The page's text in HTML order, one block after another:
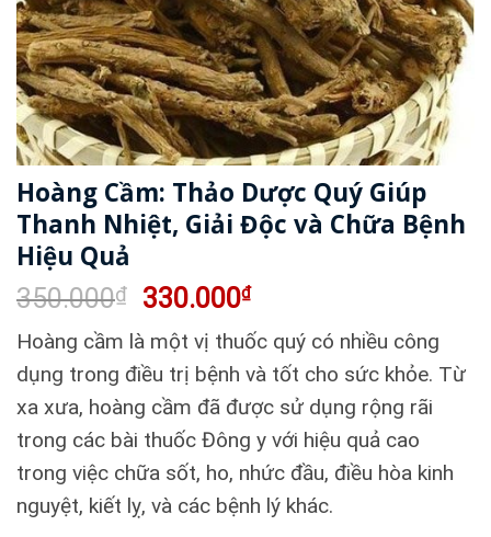
Hoàng Cầm: Thảo Dược Quý Giúp
Thanh Nhiệt, Giải Độc và Chữa Bệnh
Hiệu Quả
350.000₫
Giá
là:
350.000₫.
330.000₫Giá
hiện
tại
là:
330.000₫.
Hoàng cầm là một vị thuốc quý có nhiều công
dụng trong điều trị bệnh và tốt cho sức khỏe. Từ
xa xưa, hoàng cầm đã được sử dụng rộng rãi
trong các bài thuốc Đông y với hiệu quả cao
trong việc chữa sốt, ho, nhức đầu, điều hòa kinh
nguyệt, kiết lỵ, và các bệnh lý khác.